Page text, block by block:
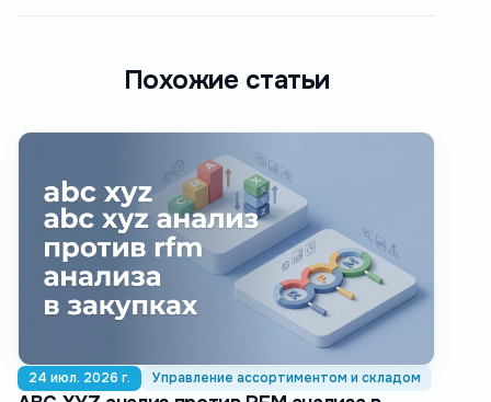
Похожие статьи
24 июл. 2026 г. Управление ассортиментом и складом